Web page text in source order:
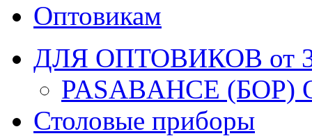
Оптовикам
ДЛЯ ОПТОВИКОВ от
PASABAHCE (БОР)
Столовые приборы